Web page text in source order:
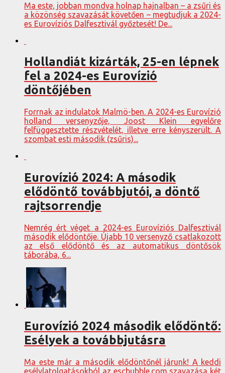
Ma este, jobban mondva holnap hajnalban – a zsűri és
a közönség szavazását követően – megtudjuk a 2024-
es Eurovíziós Dalfesztivál győztesét! De...
Hollandiát kizárták, 25-en lépnek
fel a 2024-es Eurovízió
döntőjében
Forrnak az indulatok Malmö-ben. A 2024-es Eurovízió
holland versenyzője, Joost Klein egyelőre
felfüggesztette részvételét, illetve erre kényszerült. A
szombat esti második (zsűris)...
Eurovízió 2024: A második
elődöntő továbbjutói, a döntő
rajtsorrendje
Nemrég ért véget a 2024-es Eurovíziós Dalfesztivál
második elődöntője. Újabb 10 versenyző csatlakozott
az első elődöntő és az automatikus döntősök
táborába, 6...
Eurovízió 2024 második elődöntő:
Esélyek a továbbjutásra
Ma este már a második elődöntőnél járunk! A keddi
esélylatolgatásokból az escbubble.com szavazása két